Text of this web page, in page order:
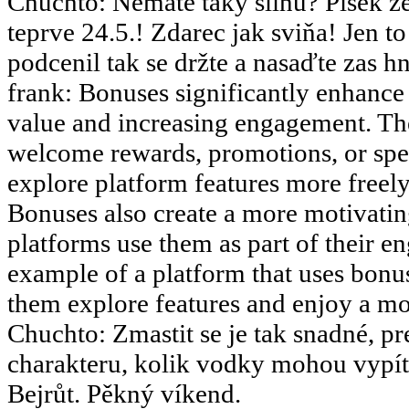
teprve 24.5.! Zdarec jak sviňa! Jen
podcenil tak se držte a nasaďte zas
frank: Bonuses significantly
value and increasing engagement.
welcome rewards, promotions, or
explore platform features more
Bonuses also create a more
platforms use them as part of their
example of a platform that uses
them explore features and enjoy a
Chuchto: Zmastit se je tak snadné,
charakteru, kolik vodky mohou
Bejrůt. Pěkný víkend.